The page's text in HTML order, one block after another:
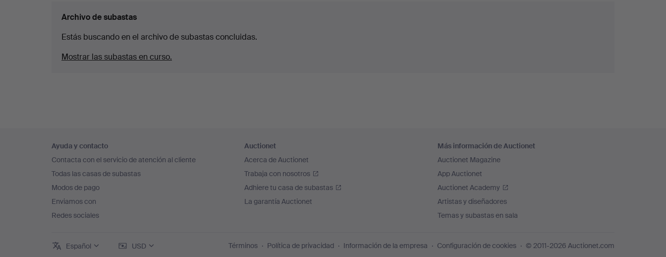
Archivo de subastas
Estás buscando en el archivo de subastas concluidas.
Mostrar las subastas en curso.
en
el
pie
de
página
Ayuda y contacto
Contacta con el servicio de atención al cliente
Todas las casas de subastas
Modos de pago
Enviamos con
Redes sociales
Auctionet
Acerca de Auctionet
Trabaja con nosotros
Adhiere tu casa de subastas
La garantía Auctionet
Más información de Auctionet
Auctionet Magazine
App Auctionet
Auctionet Academy
Artistas y diseñadores
Temas y subastas en sala
Español USD Términos Política de privacidad Información de la empresa Configuración de cookies © 2011-2026 Auctionet.com